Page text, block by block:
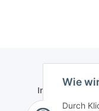
Wie
Durch
Informationen